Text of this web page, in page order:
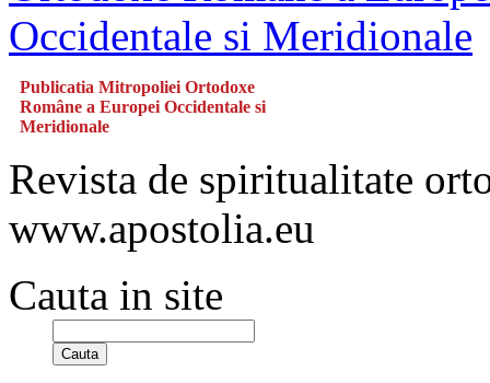
Publicatia Mitropoliei Ortodoxe
Române a Europei Occidentale si
Meridionale
Revista de spiritualitate
www.apostolia.eu
Cauta in site
Cauta